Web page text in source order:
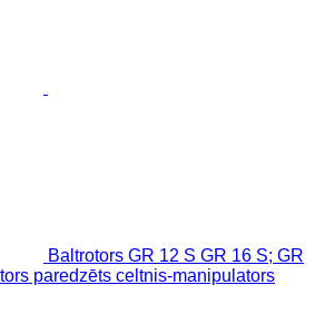
Baltrotors GR 12 S GR 16 S; GR
paredzēts celtnis-manipulators